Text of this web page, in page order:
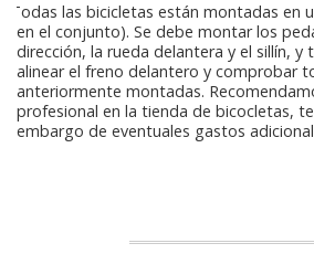
Todas las bicicletas están montadas en
en el conjunto). Se debe montar los
dirección, la rueda delantera y el sillín, y
alinear el freno delantero y comprobar
anteriormente montadas.
profesional en la tienda de bicocletas,
embargo de eventuales gastos